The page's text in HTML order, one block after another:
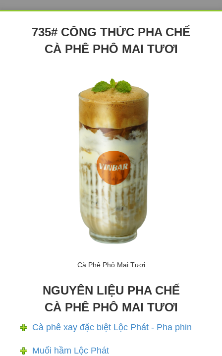
735# CÔNG THỨC PHA CHẾ
CÀ PHÊ PHÔ MAI TƯƠI
Cà Phê Phô Mai Tươi
NGUYÊN LIỆU PHA CHẾ
CÀ PHÊ PHÔ MAI TƯƠI
Cà phê xay đặc biệt Lộc Phát - Pha phin
Muối hầm Lộc Phát